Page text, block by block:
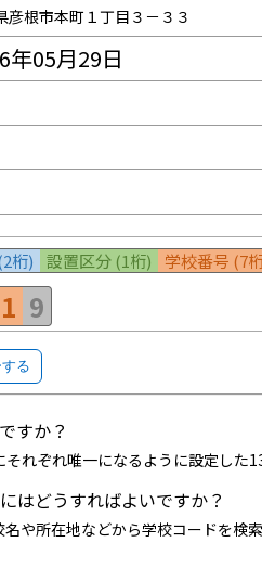
彦根市本町１丁目３－３３
年05月29日
桁) 設置区分 (1桁) 学校番号 (7
9
る
すか？
れぞれ唯一になるように設定した
はどうすればよいですか？
名や所在地などから学校コードを検索